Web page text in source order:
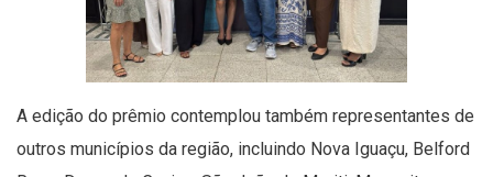
A edição do prêmio contemplou também representantes de
outros municípios da região, incluindo Nova Iguaçu, Belford